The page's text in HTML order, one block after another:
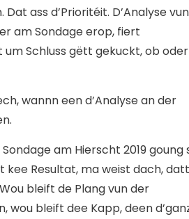
ass d’Prioritéit. D’Analyse vun
am Sondage erop, fiert
um Schluss gëtt gekuckt, ob oder
wannn een d’Analyse an der
am Hierscht 2019 goung
kee Resultat, ma weist dach, datt
bleift de Plang vun der
wou bleift dee Kapp, deen